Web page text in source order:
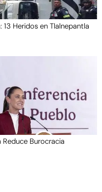
Heridos en Tlalnepantla
Burocracia